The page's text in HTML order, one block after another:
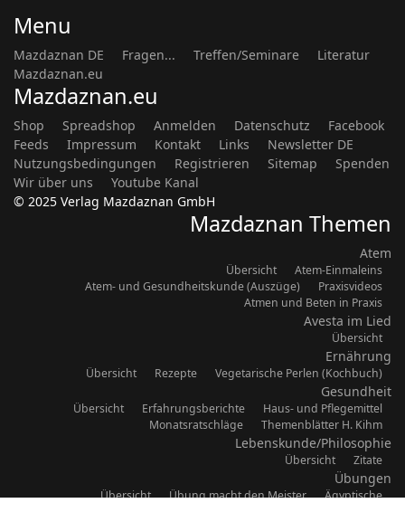
Menu
Mazdaznan DE Fragen... Treffen/Seminare
Literatur
Mazdaznan.eu
Mazdaznan.eu
Shop Spreadshop Anmelden Datenschutz
Facebook
Feeds
Impressum Kontakt Links
Newsletter DE
Nutzungsbedingungen
Registrieren Sitemap
Spenden
Wir über uns
Youtube Kanal
© 2025 Verlag Mazdaznan GmbH
Mazdaznan Themen
Atem
Übersicht
Atem-Einmaleins
Atem- und Gesundheitskunde (Auszüge)
Praxisvideos
Atmen und Beten in Praxis
Avesta im Lied
Übersicht
Ernährung
Übersicht Rezepte Vegetarische Perlen (Kochbuch)
Gesundheit
Übersicht Erfahrungsberichte
Haus- und Pflegemittel
Monatsratschläge
Themenblätter H. Kihm
Lebenskunde/Philosophie
Übersicht Zitate
Übungen
Übersicht Übung macht den Meister
Ägyptische